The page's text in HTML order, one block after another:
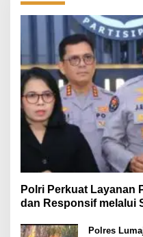
Polri Perkuat Layanan
dan Responsif melalui
Polres